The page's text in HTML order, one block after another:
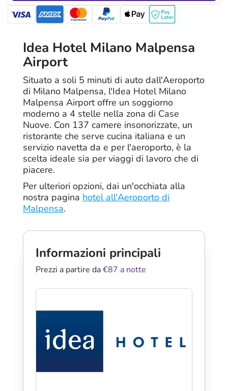
Idea Hotel Milano Malpensa
Airport
Situato a soli 5 minuti di auto dall'Aeroporto
di Milano Malpensa, l'Idea Hotel Milano
Malpensa Airport offre un soggiorno
moderno a 4 stelle nella zona di Case
Nuove. Con 137 camere insonorizzate, un
ristorante che serve cucina italiana e un
servizio navetta da e per l'aeroporto, è la
scelta ideale sia per viaggi di lavoro che di
piacere.
Per ulteriori opzioni, dai un'occhiata alla
nostra pagina hotel all'Aeroporto di
Malpensa.
Informazioni principali
Prezzi a partire da€87 a notte